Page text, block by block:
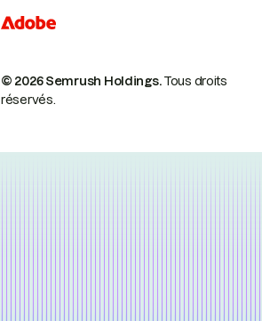
© 2026 Semrush Holdings.Tous droits
réservés.